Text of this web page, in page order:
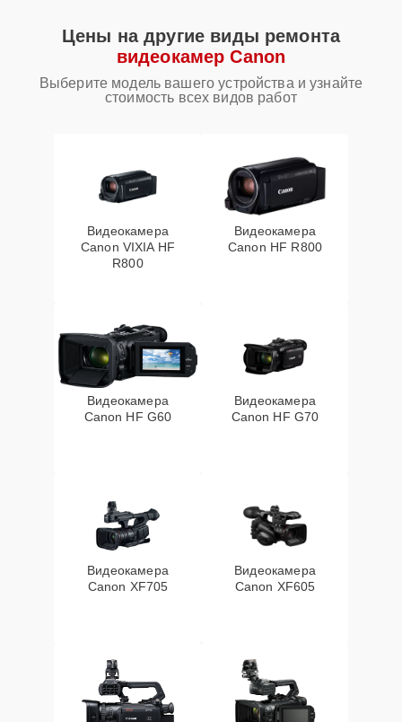
Цены на другие виды ремонта
видеокамер Canon
Выберите модель вашего устройства и узнайте
стоимость всех видов работ
Видеокамера
Canon VIXIA HF
R800
Видеокамера
Canon HF R800
Видеокамера
Canon HF G60
Видеокамера
Canon HF G70
Видеокамера
Canon XF705
Видеокамера
Canon XF605